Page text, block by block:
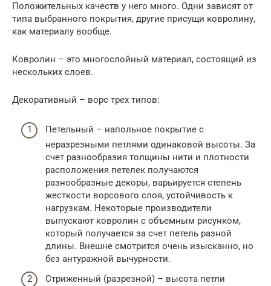
Положительных качеств у него много. Одни зависят от
типа выбранного покрытия, другие присущи ковролину,
как материалу вообще.
Ковролин – это многослойный материал, состоящий из
нескольких слоев.
Декоративный – ворс трех типов:
Петельный – напольное покрытие с
неразрезными петлями одинаковой высоты. За
счет разнообразия толщины нити и плотности
расположения петелек получаются
разнообразные декоры, варьируется степень
жесткости ворсового слоя, устойчивость к
нагрузкам. Некоторые производители
выпускают ковролин с объемным рисунком,
который получается за счет петель разной
длины. Внешне смотрится очень изысканно, но
без антуражной вычурности.
Стриженный (разрезной) – высота петли